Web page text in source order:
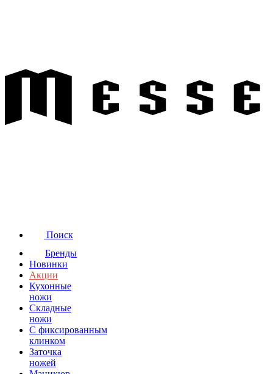
Поиск
Бренды
Новинки
Акции
Кухонные
ножи
Складные
ножи
C фиксированным
клинком
Заточка
ножей